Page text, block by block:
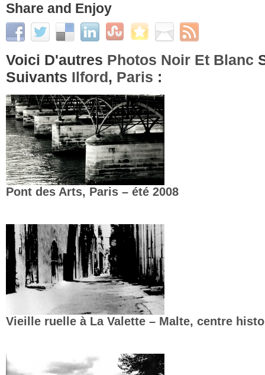
Share and Enjoy
Voici D'autres Photos Noir Et Blanc
Suivants Ilford, Paris :
Pont des Arts, Paris – été 2008
Vieille ruelle à La Valette – Malte, centre